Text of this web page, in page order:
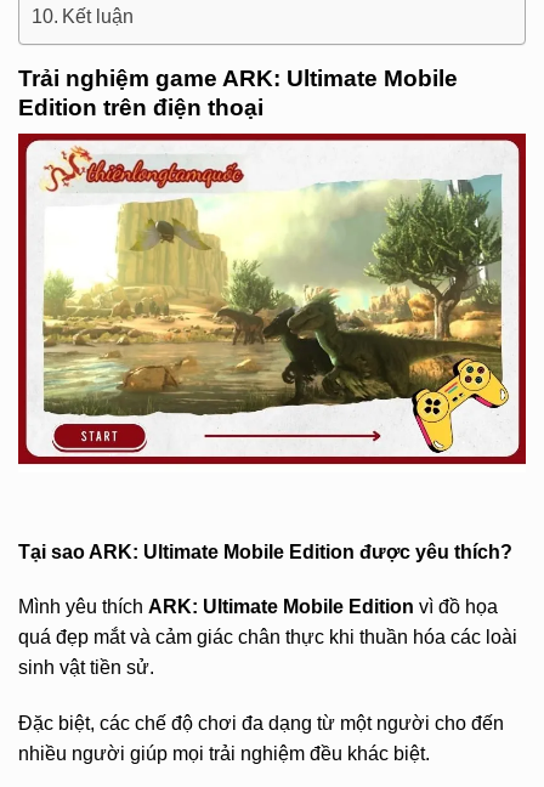
Kết luận
Trải nghiệm game ARK: Ultimate Mobile
Edition trên điện thoại
Tại sao ARK: Ultimate Mobile Edition được yêu thích?
Mình yêu thích ARK: Ultimate Mobile Edition vì đồ họa
quá đẹp mắt và cảm giác chân thực khi thuần hóa các loài
sinh vật tiền sử.
Đặc biệt, các chế độ chơi đa dạng từ một người cho đến
nhiều người giúp mọi trải nghiệm đều khác biệt.